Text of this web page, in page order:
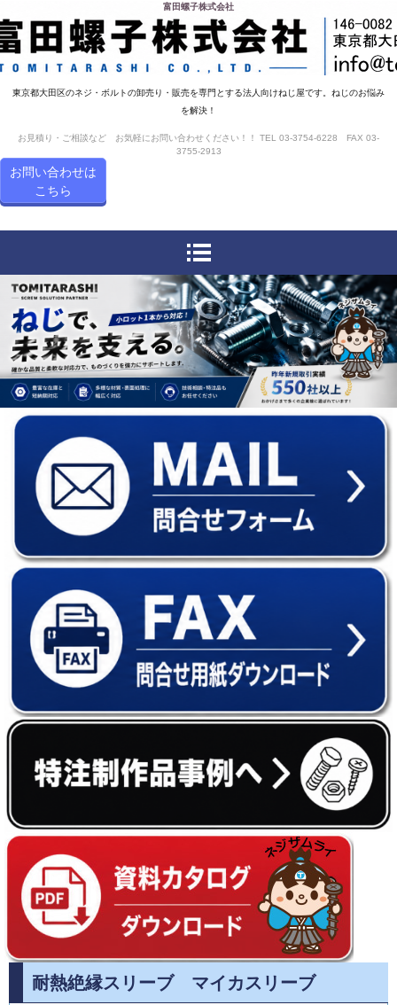
富田螺子株式会社
東京都大田区のネジ・ボルトの卸売り・販売を専門とする法人向けねじ屋です。ねじのお悩み
を解決！
お見積り・ご相談など お気軽にお問い合わせください！！ TEL 03-3754-6228 FAX 03-
3755-2913
お問い合わせは
こちら
耐熱絶縁スリーブ マイカスリーブ